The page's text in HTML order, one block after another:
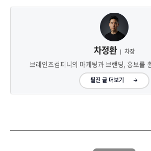
차정환 차장
브레인즈컴퍼니의 마케팅과 브랜딩, 홍보를
필진 글 더보기